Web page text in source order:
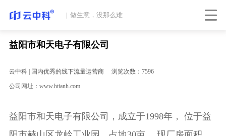
| 做生意，没那么难
益阳市和天电子有限公司
云中科 | 国内优秀的线下流量运营商 浏览次数：7596
公司网址：www.htianh.com
益阳市和天电子有限公司，成立于1998年， 位于益